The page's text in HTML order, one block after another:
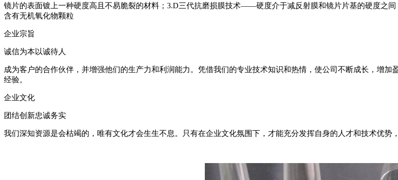
镜片的表面镀上一种硬度高且不易脆裂的材料；3.D三代抗磨损膜技术——硬度介于减反射膜和镜片片基的硬度之
含有无机氧化物颗粒
企业宗旨
诚信为本以诚待人
成为客户的合作伙伴，并增强他们的生产力和利润能力。凭借我们的专业技术知识和热情，使公司不断成长，增
经验。
企业文化
团结创新忠诚务实
我们深知资源是会枯竭的，唯有文化才会生生不息。只有在企业文化氛围下，才能充分发挥自身的人才和技术优势